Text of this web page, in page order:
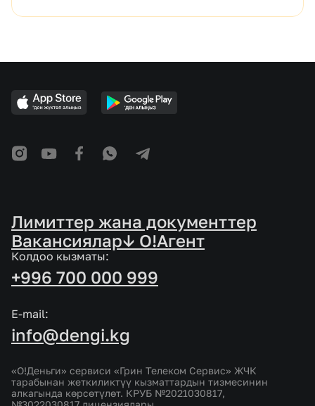
Лимиттер жана документтер
Вакансиялар↓ O!Агент
Колдоо кызматы:
+996 700 000 999
E-mail:
info@dengi.kg
«О!Деньги» сервиси «Грин Телеком Сервис» ЖЧК
тарабынан жеткиликтүү кызматтардын тизмесинин
алкагында көрсөтүлөт. КРУБ №2021030817,